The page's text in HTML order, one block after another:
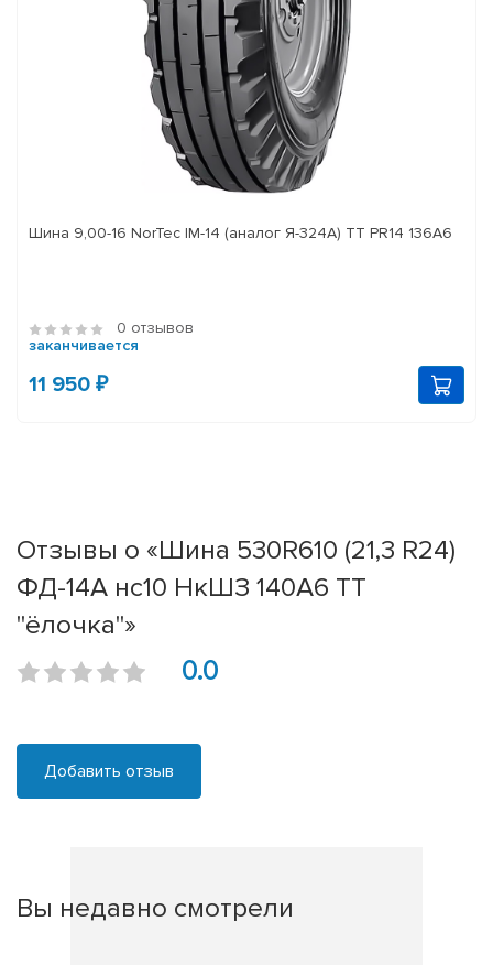
Шина 9,00-16 NorTec IM-14 (аналог Я-324А) ТТ PR14 136А6
0 отзывов
заканчивается
11 950 ₽
Отзывы о «Шина 530R610 (21,3 R24)
ФД-14А нс10 НкШЗ 140A6 ТТ
"ёлочка"»
0.0
Добавить отзыв
Вы недавно смотрели